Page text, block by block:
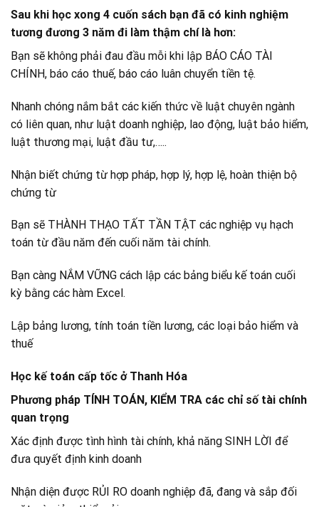
Sau khi học xong 4 cuốn sách bạn đã có kinh nghiệm
tương đương 3 năm đi làm thậm chí là hơn:
Bạn sẽ không phải đau đầu mỗi khi lập BÁO CÁO TÀI
CHÍNH, báo cáo thuế, báo cáo luân chuyển tiền tệ.
Nhanh chóng nắm bắt các kiến thức về luật chuyên ngành
có liên quan, như luật doanh nghiệp, lao động, luật bảo hiểm,
luật thương mại, luật đầu tư,…..
Nhận biết chứng từ hợp pháp, hợp lý, hợp lệ, hoàn thiện bộ
chứng từ
Bạn sẽ THÀNH THẠO TẤT TẦN TẬT các nghiệp vụ hạch
toán từ đầu năm đến cuối năm tài chính.
Bạn càng NẮM VỮNG cách lập các bảng biểu kế toán cuối
kỳ bằng các hàm Excel.
Lập bảng lương, tính toán tiền lương, các loại bảo hiểm và
thuế
Học kế toán cấp tốc ở Thanh Hóa
Phương pháp TÍNH TOÁN, KIỂM TRA các chỉ số tài chính
quan trọng
Xác định được tình hình tài chính, khả năng SINH LỜI để
đưa quyết định kinh doanh
Nhận diện được RỦI RO doanh nghiệp đã, đang và sắp đối